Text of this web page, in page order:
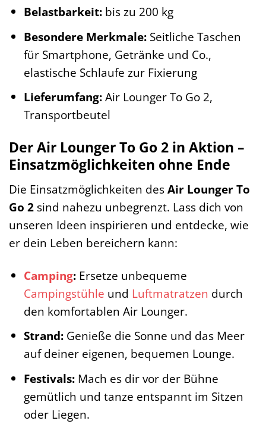
Belastbarkeit:bis zu 200 kg
Besondere Merkmale:Seitliche Taschen
für Smartphone, Getränke und Co.,
elastische Schlaufe zur Fixierung
Lieferumfang:Air Lounger To Go 2,
Transportbeutel
Der Air Lounger To Go 2 in Aktion –
Einsatzmöglichkeiten ohne Ende
Die Einsatzmöglichkeiten desAir Lounger To
Go 2 sind nahezu unbegrenzt. Lass dich von
unseren Ideen inspirieren und entdecke, wie
er dein Leben bereichern kann:
Camping:Ersetze unbequeme
Campingstühle und Luftmatratzen durch
den komfortablen Air Lounger.
Strand:Genieße die Sonne und das Meer
auf deiner eigenen, bequemen Lounge.
Festivals:Mach es dir vor der Bühne
gemütlich und tanze entspannt im Sitzen
oder Liegen.